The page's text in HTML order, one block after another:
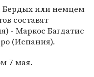
Бердых или немцем
составят
- Маркос Багдатис
(Испания).
7 мая.